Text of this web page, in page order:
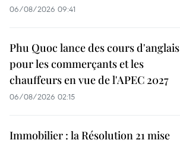
06/08/2026 09:41
Phu Quoc lance des cours d'anglais
pour les commerçants et les
chauffeurs en vue de l'APEC 2027
06/08/2026 02:15
Immobilier : la Résolution 21 mise